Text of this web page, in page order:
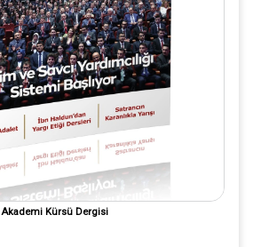
Akademi Kürsü Dergisi